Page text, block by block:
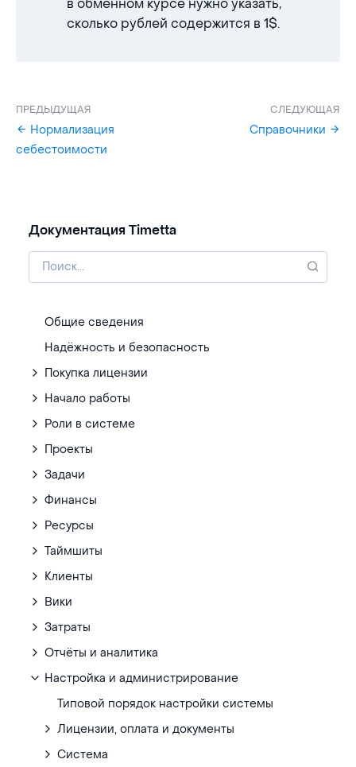
Документация Timetta
Общие сведения
Надёжность и безопасность
Покупка лицензии
Начало работы
Роли в системе
Проекты
Задачи
Финансы
Ресурсы
Таймшиты
Клиенты
Вики
Затраты
Отчёты и аналитика
Настройка и администрирование
Типовой порядок настройки системы
Лицензии, оплата и документы
Система
сколько рублей содержится в 1$.
ПРЕДЫДУЩАЯ
Нормализация
себестоимости
СЛЕДУЮЩАЯ
Справочники